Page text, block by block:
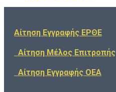
Αίτηση Εγγραφής ΕΡΘΕ
Αίτηση Μέλος Επιτροπής
Αίτηση Εγγραφής ΟΕΑ